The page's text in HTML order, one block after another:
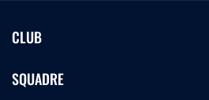
CLUB
SQUADRE